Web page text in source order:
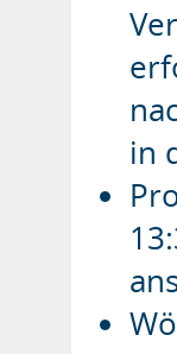
in